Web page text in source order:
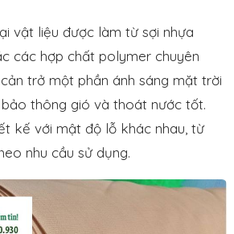
vật liệu được làm từ sợi nhựa
các hợp chất polymer chuyên
trở một phần ánh sáng mặt trời
thông gió và thoát nước tốt.
kế với mật độ lỗ khác nhau, từ
nhu cầu sử dụng.